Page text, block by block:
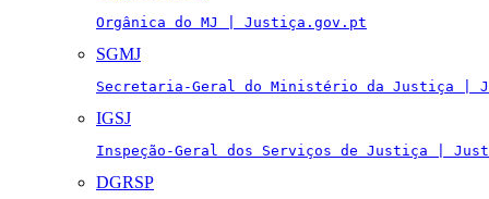
Orgânica do MJ | Justiça.gov.pt
SGMJ
Secretaria-Geral do Ministério da Justiça |
IGSJ
Inspeção-Geral dos Serviços de Justiça |
DGRSP